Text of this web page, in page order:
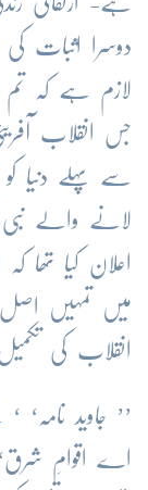
دوسرا اثبات
لازم ہے کہ تم
جس انقلاب
سے پہلے دنیا
لانے والے نبی
اعلان کیا تھا
میں تمہیں اصل
انقلاب کی
’’ جاوید
اے اقوامِ